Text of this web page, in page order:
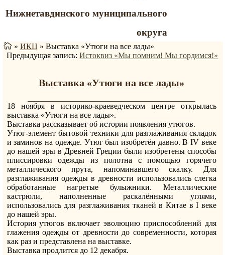
Нижнетавдинского муниципального
округа
» ИКЦ » Выставка «Утюги на все лады»
Предыдущая запись:Истоквиз «Мы помним! Мы гордимся!»
Выставка «Утюги на все лады»
18 ноября в историко-краеведческом центре открылась
выставка «Утюги на все лады».
Выставка рассказывает об истории появления утюгов.
Утюг-элемент бытовой техники для разглаживания складок
и заминов на одежде. Утюг был изобретён давно. В IV веке
до нашей эры в Древней Греции были изобретены способы
плиссировки одежды из полотна с помощью горячего
металлического прута, напоминавшего скалку. Для
разглаживания одежды в древности использовались слегка
обработанные нагретые булыжники. Металлические
кастрюли, наполненные раскалёнными углями,
использовались для разглаживания тканей в Китае в I веке
до нашей эры.
История утюгов включает эволюцию приспособлений для
глажения одежды от древности до современности, которая
как раз и представлена на выставке.
Выставка продлится до 12 декабря.